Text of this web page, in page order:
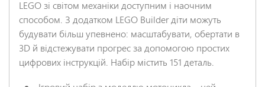
LEGO зі світом механіки доступним і наочним
способом. З додатком LEGO Builder діти можуть
будувати більш упевнено: масштабувати, обертати в
3D й відстежувати прогрес за допомогою простих
цифрових інструкцій. Набір містить 151 деталь.
НАДІСЛАТИ ВІДГУК